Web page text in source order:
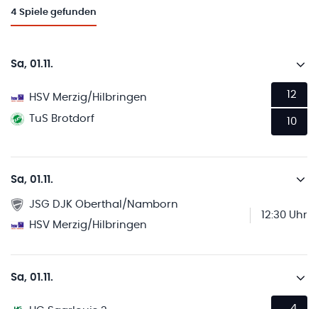
4 Spiele gefunden
Sa, 01.11.
HSV Merzig/Hilbringen
TuS Brotdorf
12
10
Sa, 01.11.
JSG DJK Oberthal/Namborn
HSV Merzig/Hilbringen
12:30 Uhr
Sa, 01.11.